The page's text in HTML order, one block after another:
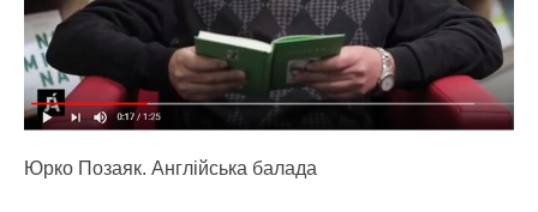
Юрко Позаяк. Англійська балада